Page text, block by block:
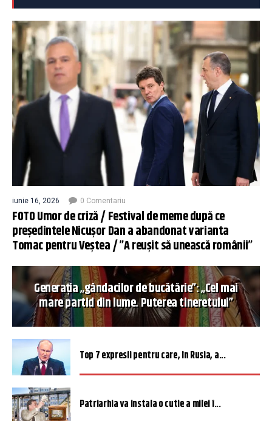
iunie 16, 2026 0 Comentariu
FOTO Umor de criză / Festival de meme după ce
președintele Nicușor Dan a abandonat varianta
Tomac pentru Veștea / ”A reușit să unească românii”
Generația „gândacilor de bucătărie”: „Cel mai
mare partid din lume. Puterea tineretului”
Top 7 expresii pentru care, în Rusia, a...
Patriarhia va instala o cutie a milei î...